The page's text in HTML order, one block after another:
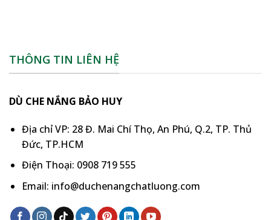
THÔNG TIN LIÊN HỆ
DÙ CHE NẮNG BẢO HUY
Địa chỉ VP: 28 Đ. Mai Chí Thọ, An Phú, Q.2, TP. Thủ
Đức, TP.HCM
Điện Thoại: 0908 719 555
Email: info@duchenangchatluong.com